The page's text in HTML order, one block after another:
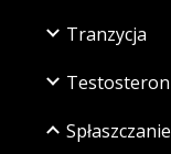
Tranzycja
Testosteron
Spłaszczanie